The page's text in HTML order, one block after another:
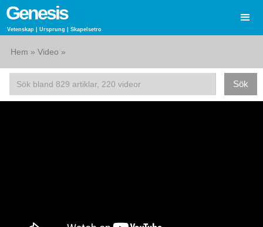
Genesis
Vetenskap | Ursprung | Skapelsetro
Hem » Video »